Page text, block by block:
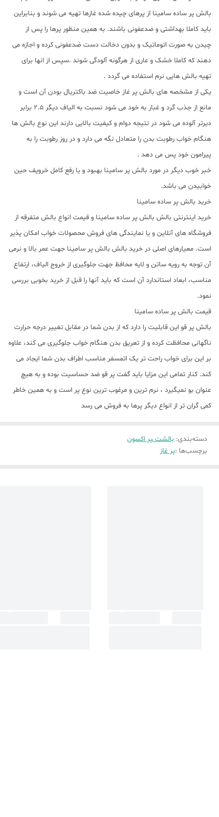
بالش پر ساده سامینا از پرهای چیده شده غازها تهیه می شوند و بنابراین
باید کاملا بهداشتی و ضدعفونی باشند. به همین منظور پرها را پس از
چیدن به صورت اتوماتیک و بدون دخالت دست ضدعفونی کرده و اجازه می
دهند که کاملا خشک و عاری از هرگونه آلودگی شوند .سپس از انها برای
تهیه بالش هایی نرم استفاده می گردد .
یکی از مشخصه های بالش پر غاز خاصیت ضد باکتریال بودن آن است و
مانع از جذب گرد و غبار به خود می شود نسبت به الیاف دیگر 2.5 برابر
دیرتر آلوده می شود در نتیجه دوام و کیفیت بالایی دارند این نوع بالش ها
هنگام خواب رطوبت بدن را متعادل نگه می دارد و در روز رطوبت را به
پیرامون خود پس می دهد .
خبر خوب دیگر در مورد بالش پر سامینا بهبود و یا رفع کامل خروپف حین
خوابیدن می باشد.
خرید بالش پر ساده سامینا
خرید اینترنتی بالش بالش پر ساده سامینا و قیمت انواع بالش متفرقه از
فروشگاه های آنلاین و یا نمایندگی های فروش محصولات خواب امکان پذیر
است. معیارهای اصلی در خرید بالش بالش پر سامینا جهت عمر بالا و نرمی
آن توجه به رویه ساتن و لایه محافظ جهت جلوگیری از خروج الیاف، ارتفاع
مناسب، ابعاد استاندارد آن است که باید آنها را قبل از خرید بخوبی بررسی
نمود.
قیمت بالش پر ساده سامینا
بالش پر قو این قابلیت را دارد که از بدن شما در مقابل تغییر درجه حرارت
ناگهانی محافظت کرده و از تعریق بدن هنگام خواب جلوگیری می کند، علاوه
بر این برای خواب راحت تر یک اتمسفر مناسب اطراف بدن شما ایجاد می
کند. کنار تمامی این مزایا باید گفت پر قو ضد حساسیت بوده و به هیچ
عنوان بو نمیگیرد ، نرم ترین و مرغوب ترین نوع پر است و به همین خاطر
کمی گران تر از انواع دیگر پرها به فروش می رسد
دسته‌بندی: بالشت ‍‍‍پر اکسون
برچسب‌ها :پر غاز